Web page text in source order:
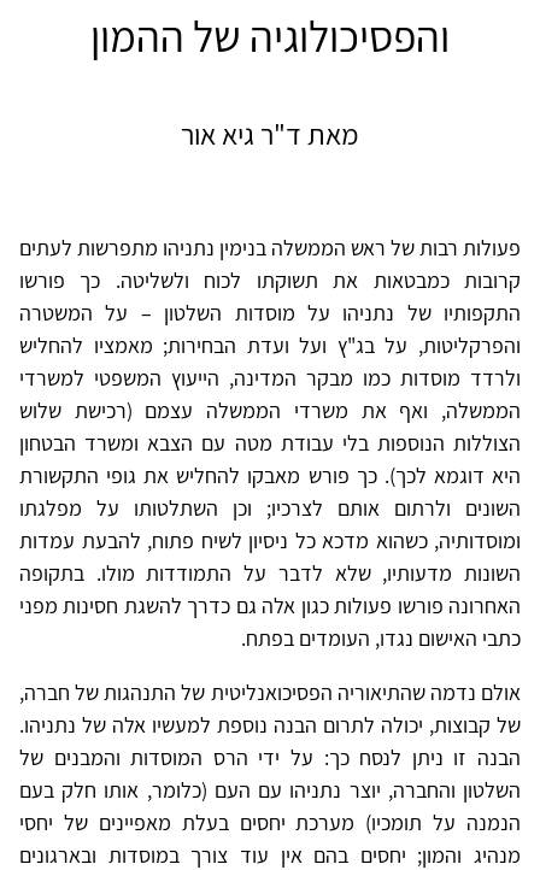
והפסיכולוגיה של ההמון
מאת ד"ר גיא אור
פעולות רבות של ראש הממשלה בנימין נתניהו מתפרשות לעתים
קרובות כמבטאות את תשוקתו לכוח ולשליטה. כך פורשו
התקפותיו של נתניהו על מוסדות השלטון – על המשטרה
והפרקליטות, על בג"ץ ועל ועדת הבחירות; מאמציו להחליש
ולרדד מוסדות כמו מבקר המדינה, הייעוץ המשפטי למשרדי
הממשלה, ואף את משרדי הממשלה עצמם (רכישת שלוש
הצוללות הנוספות בלי עבודת מטה עם הצבא ומשרד הבטחון
היא דוגמא לכך). כך פורש מאבקו להחליש את גופי התקשורת
השונים ולרתום אותם לצרכיו; וכן השתלטותו על מפלגתו
ומוסדותיה, כשהוא מדכא כל ניסיון לשיח פתוח, להבעת עמדות
השונות מדעותיו, שלא לדבר על התמודדות מולו. בתקופה
האחרונה פורשו פעולות כגון אלה גם כדרך להשגת חסינות מפני
כתבי האישום נגדו, העומדים בפתח.
אולם נדמה שהתיאוריה הפסיכואנליטית של התנהגות של חברה,
של קבוצות, יכולה לתרום הבנה נוספת למעשיו אלה של נתניהו.
הבנה זו ניתן לנסח כך: על ידי הרס המוסדות והמבנים של
השלטון והחברה, יוצר נתניהו עם העם (כלומר, אותו חלק בעם
הנמנה על תומכיו) מערכת יחסים בעלת מאפיינים של יחסי
מנהיג והמון; יחסים בהם אין עוד צורך במוסדות ובארגונים